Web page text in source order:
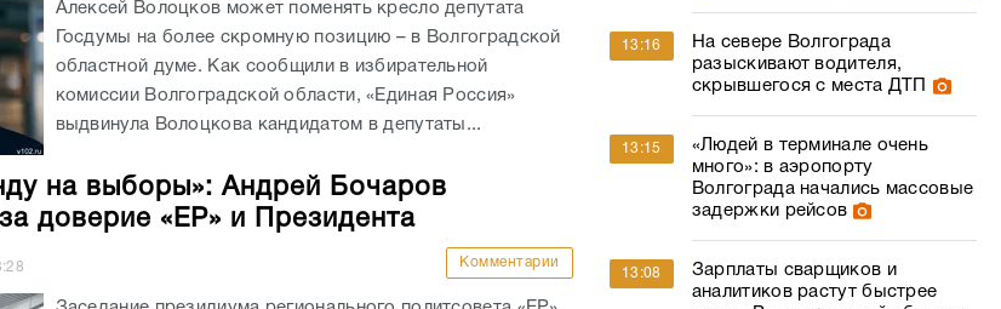
на выборы»: Андрей Бочаров
доверие «ЕР» и Президента
Комментарии
провел губернатор Волгоградской области и секретарь
реготделения партии Андрей Бочаров. Он выступил со
словами благодарности к Президенту, «Единой России»,
много»: в аэропорту
Волгограда начались массовые
задержки рейсов
Зарплаты сварщиков и
аналитиков растут быстрее
всех в Волгоградской области